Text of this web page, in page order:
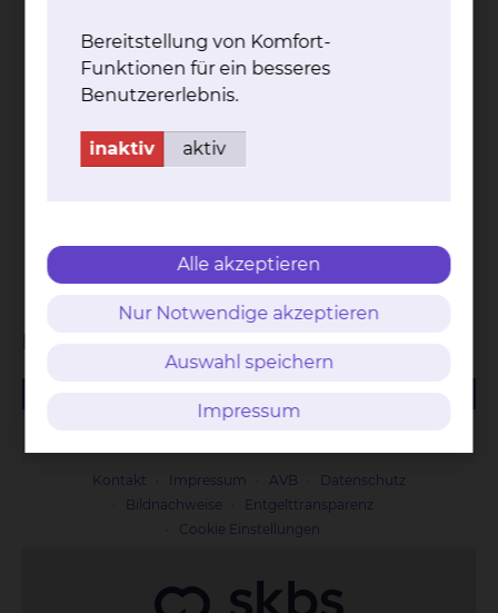
erst nach Abschluss der poststationären
Behandlung gemäß § 115a SGB V
aufgetretener und den Behandlungserfolg
gefährdenden Komplikationen.
Die Daten der stationären und
poststationären Behandlung gemäß § 115a
01321, 02300, 02310, 02340, 02343, 40120,
Kontakt Impressum AVB
Datenschutz
Bildnachweise
Entgelttransparenz
Cookie Einstellungen
Bereitstellung von Komfort-
Funktionen für ein besseres
Benutzererlebnis.
inaktiv aktiv
Alle akzeptieren
Nur Notwendige akzeptieren
Auswahl speichern
Impressum